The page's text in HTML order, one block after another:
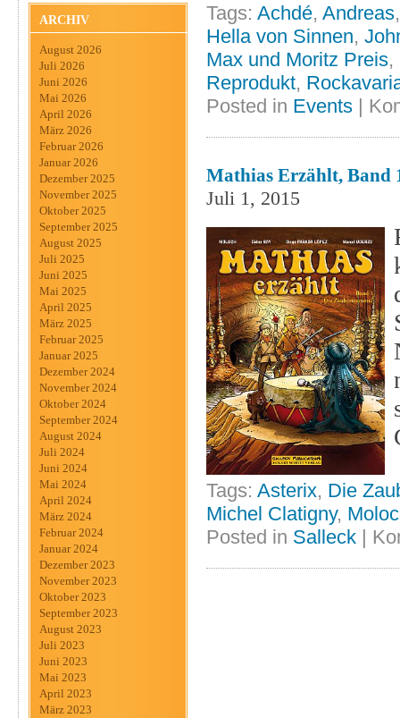
ARCHIV
August 2026
Juli 2026
Juni 2026
Mai 2026
April 2026
März 2026
Februar 2026
Januar 2026
Dezember 2025
November 2025
Oktober 2025
September 2025
August 2025
Juli 2025
Juni 2025
Mai 2025
April 2025
März 2025
Februar 2025
Januar 2025
Dezember 2024
November 2024
Oktober 2024
September 2024
August 2024
Juli 2024
Juni 2024
Mai 2024
April 2024
März 2024
Februar 2024
Januar 2024
Dezember 2023
November 2023
Oktober 2023
September 2023
August 2023
Juli 2023
Juni 2023
Mai 2023
April 2023
März 2023
Tags: Achdé, Andreas
Hella von Sinnen,
Max und Moritz Preis,
Reprodukt,
Posted in Events |
Mathias Erzählt, Band
Juli 1, 2015
Tags: Asterix, Die
Michel Clatigny,
Posted in Salleck